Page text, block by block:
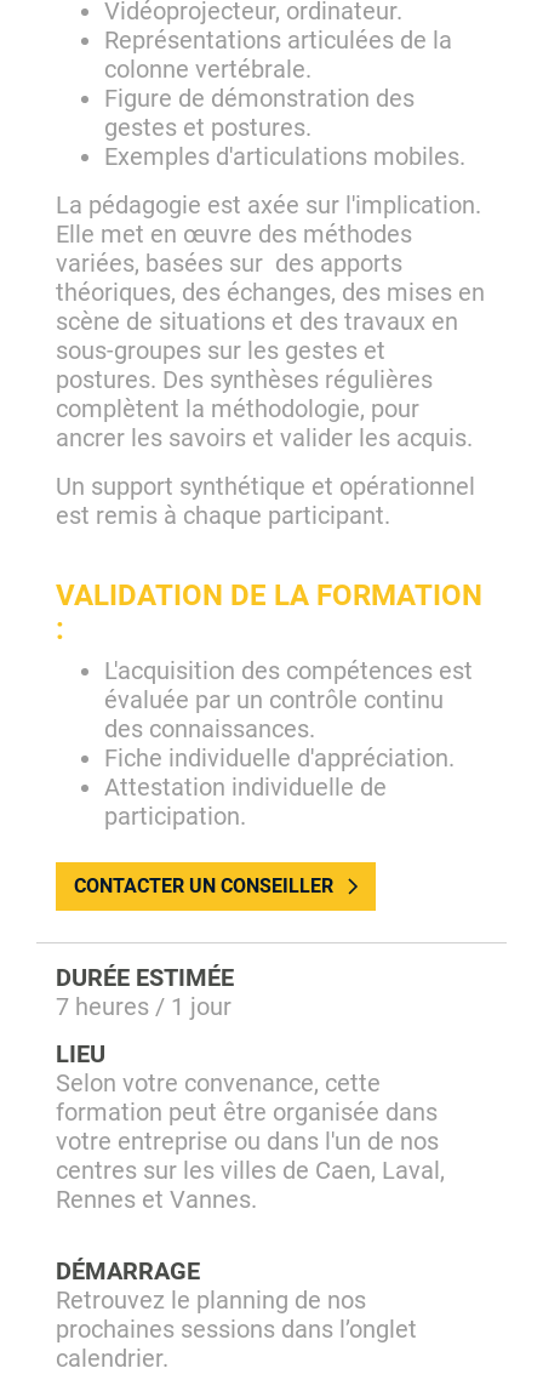
Vidéoprojecteur, ordinateur.
Représentations articulées de la
colonne vertébrale.
Figure de démonstration des
gestes et postures.
Exemples d'articulations mobiles.
La pédagogie est axée sur l'implication.
Elle met en œuvre des méthodes
variées, basées sur des apports
théoriques, des échanges, des mises en
scène de situations et des travaux en
sous-groupes sur les gestes et
postures. Des synthèses régulières
complètent la méthodologie, pour
ancrer les savoirs et valider les acquis.
Un support synthétique et opérationnel
est remis à chaque participant.
VALIDATION DE LA FORMATION
:
L'acquisition des compétences est
évaluée par un contrôle continu
des connaissances.
Fiche individuelle d'appréciation.
Attestation individuelle de
participation.
CONTACTER UN CONSEILLER
DURÉE ESTIMÉE
7 heures / 1 jour
LIEU
Selon votre convenance, cette
formation peut être organisée dans
votre entreprise ou dans l'un de nos
centres sur les villes de Caen, Laval,
Rennes et Vannes.
DÉMARRAGE
Retrouvez le planning de nos
prochaines sessions dans l’onglet
calendrier.